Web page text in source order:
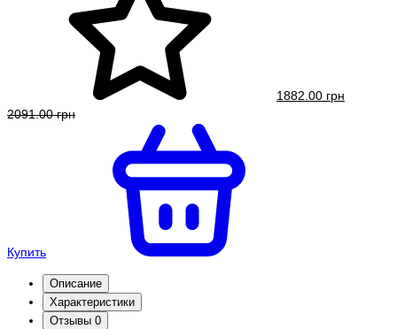
1882.00 грн
2091.00 грн
Купить
Описание
Характеристики
Отзывы 0